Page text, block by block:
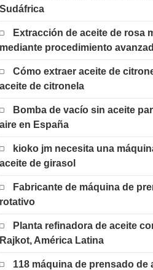
Sudáfrica
Extracción de aceite de rosa
mediante procedimiento
Cómo extraer aceite de
aceite de citronela
Bomba de vacío sin aceite
aire en España
kioko jm necesita una
aceite de girasol
Fabricante de máquina de
rotativo
Planta refinadora de aceite
Rajkot, América Latina
118 máquina de prensado de